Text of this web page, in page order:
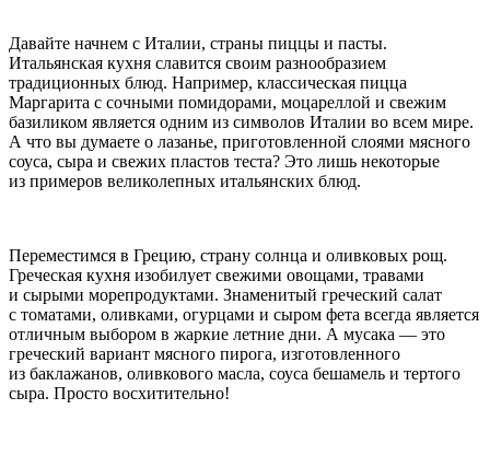
Давайте начнем с Италии, страны пиццы и пасты.
Итальянская кухня славится своим разнообразием
традиционных блюд. Например, классическая пицца
Маргарита с сочными помидорами, моцареллой и свежим
базиликом является одним из символов Италии во всем мире.
А что вы думаете о лазанье, приготовленной слоями мясного
соуса, сыра и свежих пластов теста? Это лишь некоторые
из примеров великолепных итальянских блюд.
Переместимся в Грецию, страну солнца и оливковых рощ.
Греческая кухня изобилует свежими овощами, травами
и сырыми морепродуктами. Знаменитый греческий салат
с томатами, оливками, огурцами и сыром фета всегда является
отличным выбором в жаркие летние дни. А мусака — это
греческий вариант мясного пирога, изготовленного
из баклажанов, оливкового масла, соуса бешамель и тертого
сыра. Просто восхитительно!